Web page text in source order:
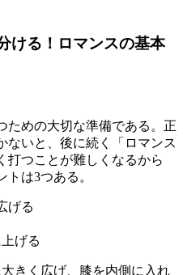
ける！ロマンスの基本
ための大切な準備である。正
ないと、後に続く「ロマンス
打つことが難しくなるから
は3つある。
げる
げる
きく広げ、膝を内側に入れ